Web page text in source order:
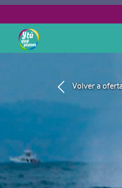
Volver a